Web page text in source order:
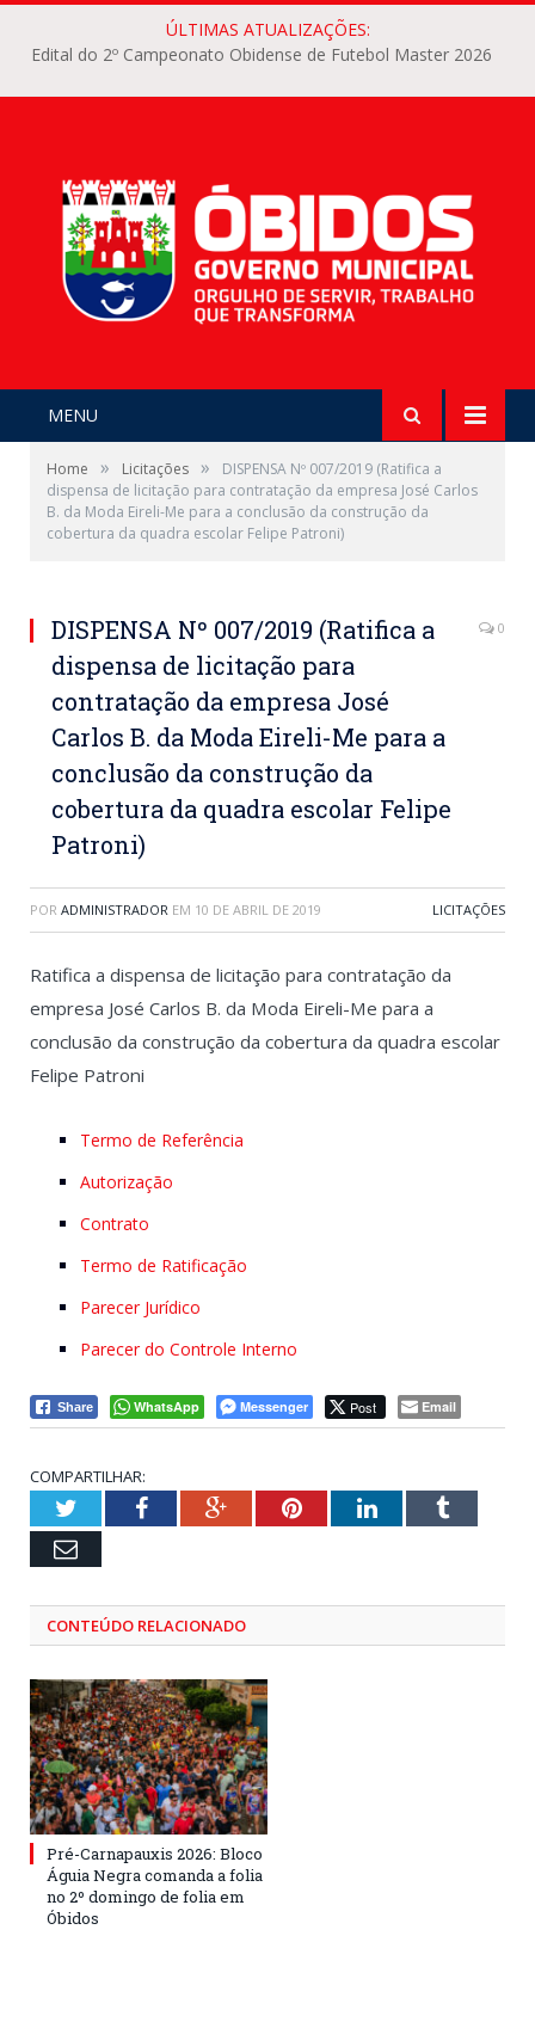
ÚLTIMAS ATUALIZAÇÕES:
Edital do 2º Campeonato Obidense de Futebol Master 2026
MENU
Home » Licitações »
DISPENSA Nº 007/2019 (Ratifica a
dispensa de licitação para contratação da empresa José Carlos
B. da Moda Eireli-Me para a conclusão da construção da
cobertura da quadra escolar Felipe Patroni)
DISPENSA Nº 007/2019 (Ratifica a
dispensa de licitação para
contratação da empresa José
Carlos B. da Moda Eireli-Me para a
conclusão da construção da
cobertura da quadra escolar Felipe
Patroni)
0
POR ADMINISTRADOR EM 10 DE ABRIL DE 2019 LICITAÇÕES
Ratifica a dispensa de licitação para contratação da
empresa José Carlos B. da Moda Eireli-Me para a
conclusão da construção da cobertura da quadra escolar
Felipe Patroni
Termo de Referência
Autorização
Contrato
Termo de Ratificação
Parecer Jurídico
Parecer do Controle Interno
Share WhatsApp Messenger Post Email
COMPARTILHAR:
TwitterFacebookGoogle+PinterestLinkedInTumblr
Email
CONTEÚDO RELACIONADO
Pré-Carnapauxis 2026: Bloco
Águia Negra comanda a folia
no 2º domingo de folia em
Óbidos